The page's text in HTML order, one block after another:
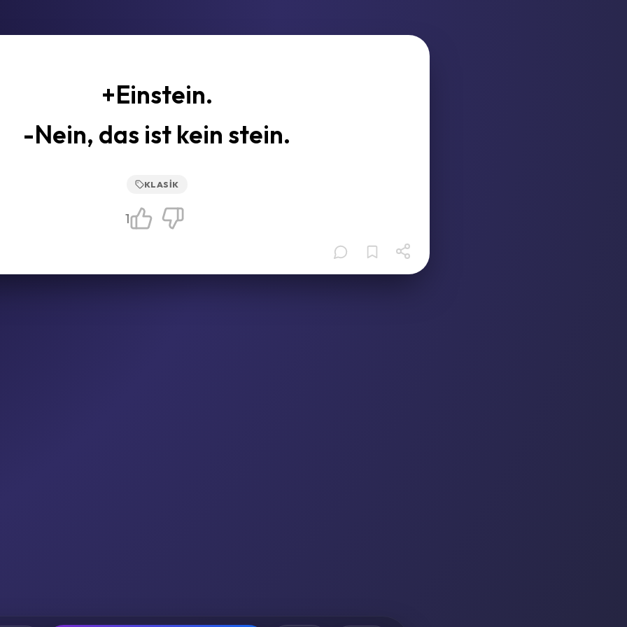
+Einstein.
-Nein, das ist kein stein.
KLASIK
1